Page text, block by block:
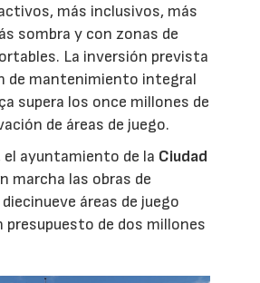
más inclusivos, más
sombra y con zonas de
La inversión prevista
de mantenimiento integral
supera los once millones de
de áreas de juego.
el ayuntamiento de la Ciudad
marcha las obras de
áreas de juego
de dos millones